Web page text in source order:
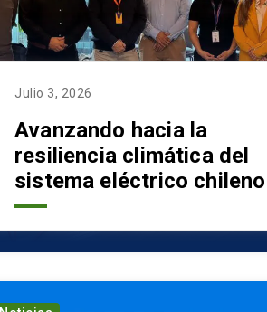
Julio 3, 2026
Avanzando hacia la
resiliencia climática del
sistema eléctrico chileno